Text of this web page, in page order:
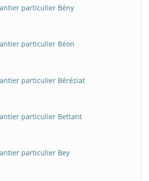
particulier Bény
particulier Béon
particulier Béréziat
particulier Bettant
particulier Bey